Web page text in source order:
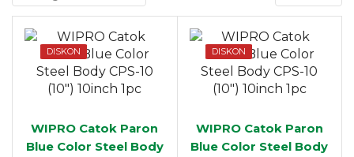
DISKON
WIPRO Catok Paron
Blue Color Steel Body
DISKON
WIPRO Catok Paron
Blue Color Steel Body